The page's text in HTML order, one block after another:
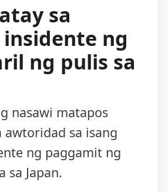
sa
ng
ng pulis sa
nasawi matapos
sa isang
ng paggamit ng
sa Japan.